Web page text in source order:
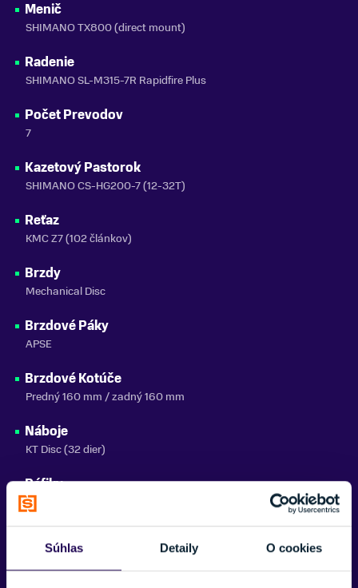
Súhlas Detaily O cookies
Menič
SHIMANO TX800 (direct mount)
Radenie
SHIMANO SL-M315-7R Rapidfire Plus
Počet Prevodov
7
Kazetový Pastorok
SHIMANO CS-HG200-7 (12-32T)
Reťaz
KMC Z7 (102 článkov)
Brzdy
Mechanical Disc
Brzdové Páky
APSE
Brzdové Kotúče
Predný 160 mm / zadný 160 mm
Náboje
KT Disc (32 dier)
Ráfiky
KLS Draft Disc 507x21 (32 dier)
Steel black